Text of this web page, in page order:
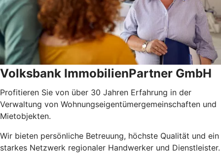
Volksbank ImmobilienPartner GmbH
Profitieren Sie von über 30 Jahren Erfahrung in der
Verwaltung von Wohnungseigentümergemeinschaften und
Mietobjekten.
Wir bieten persönliche Betreuung, höchste Qualität und ein
starkes Netzwerk regionaler Handwerker und Dienstleister.